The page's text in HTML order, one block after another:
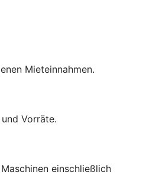
Mieteinnahmen.
Vorräte.
einschließlich